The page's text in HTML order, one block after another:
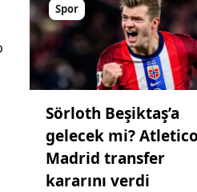
Spor
Sörloth Beşiktaş’a
gelecek mi? Atletico
Madrid transfer
kararını verdi